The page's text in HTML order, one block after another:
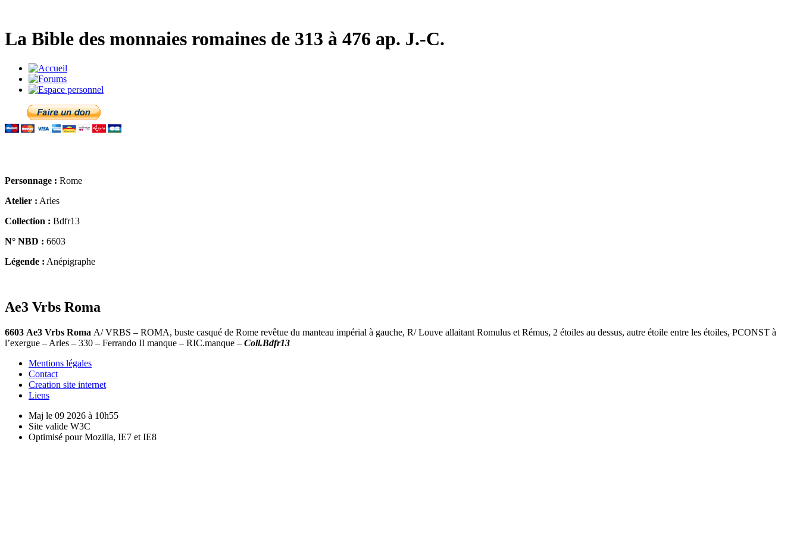
La Bible des monnaies romaines de 313 à 476 ap. J.-C.
Personnage : Rome
Atelier : Arles
Collection : Bdfr13
N° NBD : 6603
Légende : Anépigraphe
Ae3 Vrbs Roma
6603 Ae3 Vrbs Roma A/ VRBS – ROMA, buste casqué de Rome revêtue du manteau impérial à gauche, R/ Louve allaitant Romulus et Rémus, 2 étoiles au dessus, autre étoile entre les étoiles, PCONST à
l’exergue – Arles – 330 – Ferrando II manque – RIC.manque – Coll.Bdfr13
Mentions légales
Contact
Creation site internet
Liens
Maj le 09 2026 à 10h55
Site valide W3C
Optimisé pour Mozilla, IE7 et IE8